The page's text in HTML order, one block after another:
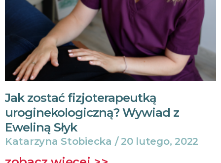
Jak zostać fizjoterapeutką
uroginekologiczną? Wywiad z
Eweliną Słyk
Katarzyna Stobiecka 20 lutego, 2022